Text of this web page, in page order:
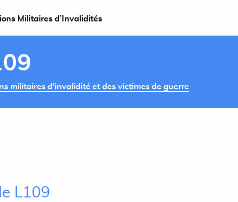
Militaires d’Invalidités
militaires d'invalidité et des victimes de guerre
L109